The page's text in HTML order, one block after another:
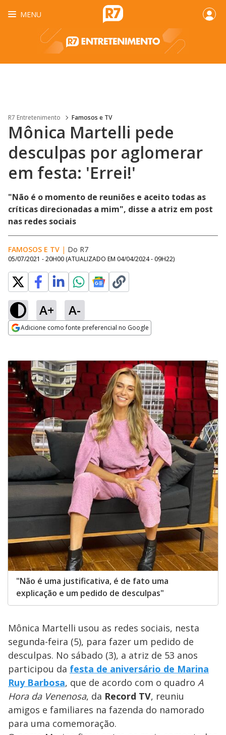
MENU
R7 Entretenimento Famosos e TV
Mônica Martelli pede
desculpas por aglomerar
em festa: 'Errei!'
"Não é o momento de reuniões e aceito todas as
críticas direcionadas a mim", disse a atriz em post
nas redes sociais
FAMOSOS E TV | Do R7
05/07/2021 - 20H00 (ATUALIZADO EM 04/04/2024 - 09H22)
A+ A-
Adicione como fonte preferencial no Google
"Não é uma justificativa, é de fato uma
explicação e um pedido de desculpas"
Mônica Martelli usou as redes sociais, nesta
segunda-feira (5), para fazer um pedido de
desculpas. No sábado (3), a atriz de 53 anos
participou da festa de aniversário de Marina
Ruy Barbosa, que de acordo com o quadro A
Hora da Venenosa, da Record TV, reuniu
amigos e familiares na fazenda do namorado
para uma comemoração.